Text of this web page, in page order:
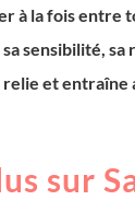
à la fois entre
sa sensibilité,
relie et
sur